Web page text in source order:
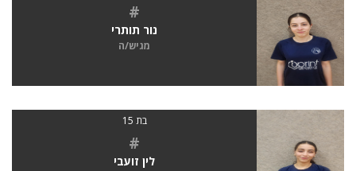
#
נור תותרי
מגיש/ה
בת 15
#
לין זועבי